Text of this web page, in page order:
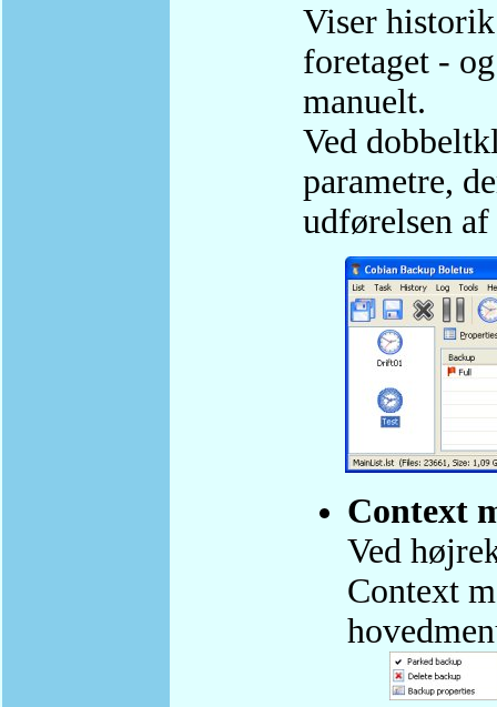
Viser
foretaget -
manuelt.
Ved
parametre,
udførelsen
Context
Ved
Context